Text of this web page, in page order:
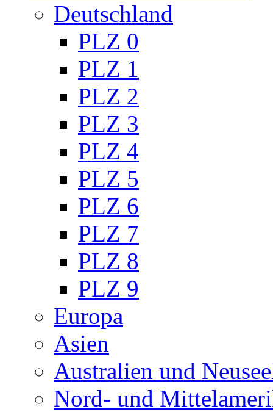
Deutschland
PLZ 0
PLZ 1
PLZ 2
PLZ 3
PLZ 4
PLZ 5
PLZ 6
PLZ 7
PLZ 8
PLZ 9
Europa
Asien
Australien und
Nord- und